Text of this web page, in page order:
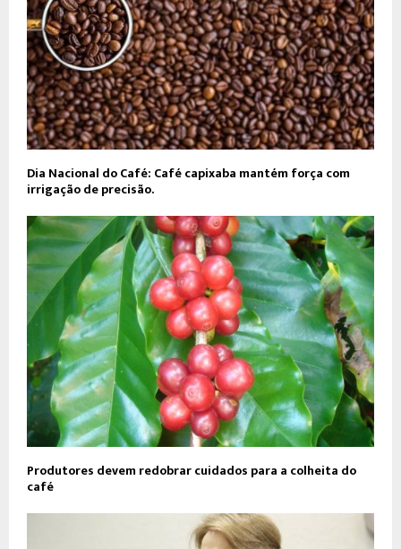
Dia Nacional do Café: Café capixaba mantém força com
irrigação de precisão.
Produtores devem redobrar cuidados para a colheita do
café